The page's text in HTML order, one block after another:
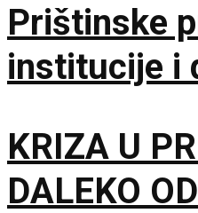
Prištinske
institucije i
skupštine
KRIZA U
DALEKO